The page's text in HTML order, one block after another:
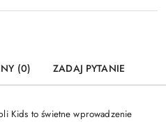
(0) ZADAJ PYTANIE
Kids to świetne wprowadzenie